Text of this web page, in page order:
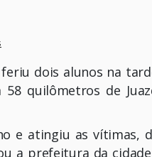
dois alunos na
quilômetros de
e atingiu as vítimas,
a prefeitura da